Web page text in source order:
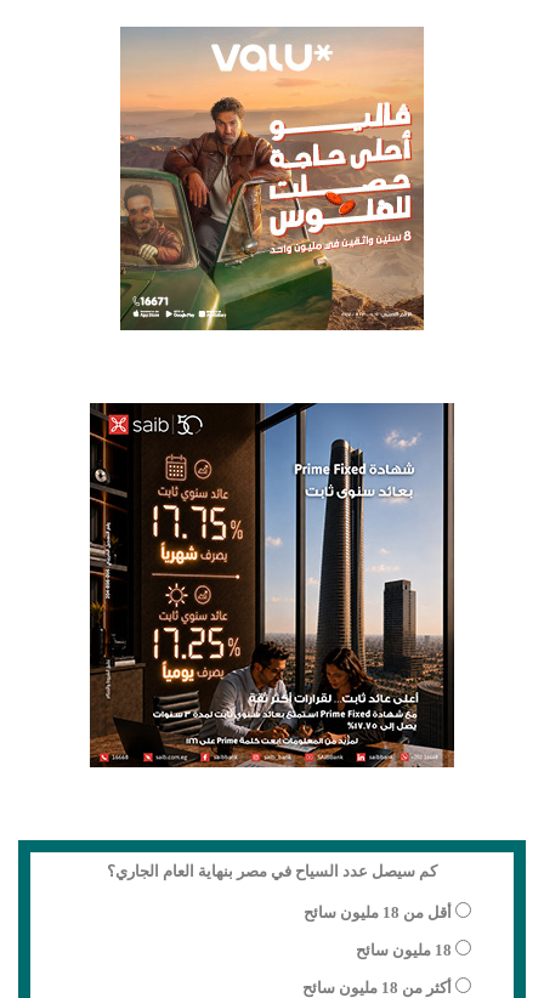
كم سيصل عدد السياح في مصر بنهاية العام الجاري؟
أقل من 18 مليون سائح
18 مليون سائح
أكثر من 18 مليون سائح